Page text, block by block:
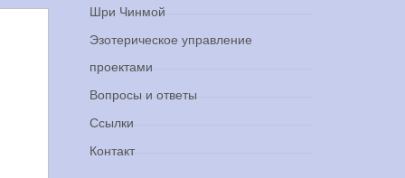
Шри Чинмой
Эзотерическое управление
проектами
Вопросы и ответы
Ссылки
Контакт